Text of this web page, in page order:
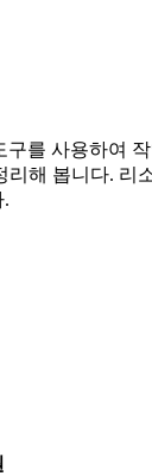
구를 사용하여
리해 봅니다. 리
.